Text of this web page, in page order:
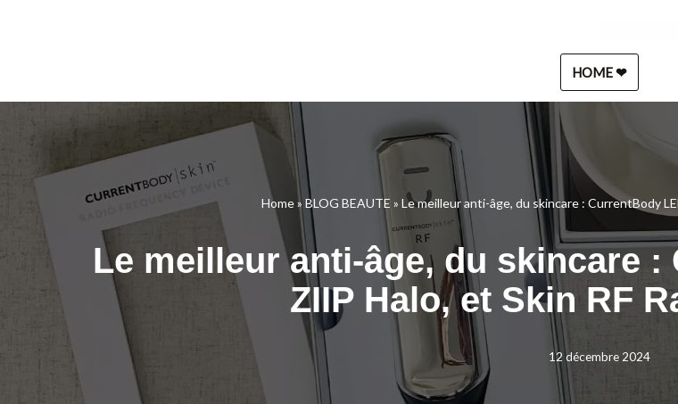
HOME ❤︎
Home»BLOG BEAUTE » Le meilleur anti-âge, du skincare : CurrentBody
Le meilleur anti-âge, du skincare :
ZIIP Halo, et Skin RF
12 décembre 2024